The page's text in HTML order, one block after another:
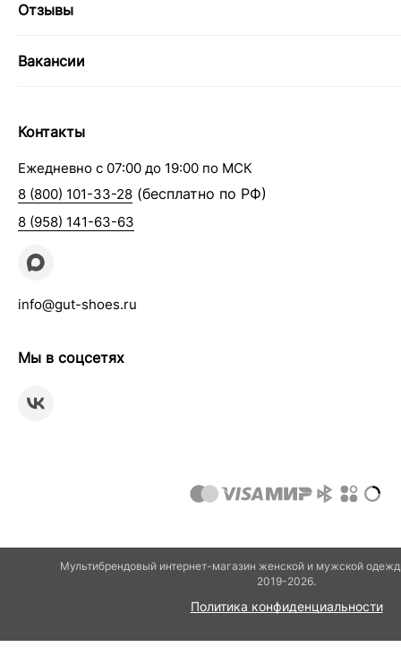
Отзывы
Вакансии
Контакты
Ежедневно с 07:00 до 19:00 по МСК
8 (800) 101-33-28 (бесплатно по РФ)
8 (958) 141-63-63
info@gut-shoes.ru
Мы в соцсетях
Мультибрендовый интернет-магазин женской и мужской
2019-2026.
Политика конфиденциальности